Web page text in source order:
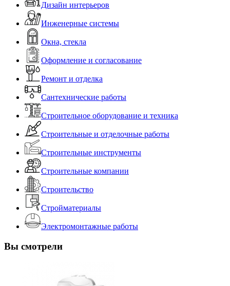
Дизайн интерьеров
Инженерные системы
Окна, стекла
Оформление и согласование
Ремонт и отделка
Сантехнические работы
Строительное оборудование и техника
Строительные и отделочные работы
Строительные инструменты
Строительные компании
Строительство
Стройматериалы
Электромонтажные работы
Вы смотрели